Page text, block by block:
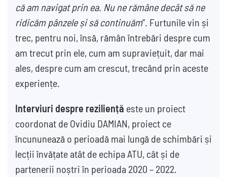
că am navigat prin ea. Nu ne rămâne decât să ne
ridicăm pânzele și să continuăm”. Furtunile vin și
trec, pentru noi, însă, rămân întrebări despre cum
am trecut prin ele, cum am supraviețuit, dar mai
ales, despre cum am crescut, trecând prin aceste
experiențe.
Interviuri despre reziliență este un proiect
coordonat de Ovidiu DAMIAN, proiect ce
încununează o perioadă mai lungă de schimbări și
lecții învățate atât de echipa ATU, cât și de
partenerii noștri în perioada 2020 – 2022.